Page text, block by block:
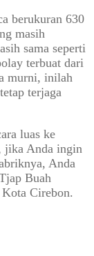
berukuran 630
masih
sama seperti
terbuat dari
murni, inilah
terjaga
luas ke
jika Anda ingin
Anda
Buah
Cirebon.